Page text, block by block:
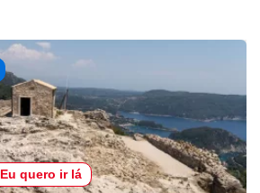
Eu quero ir lá